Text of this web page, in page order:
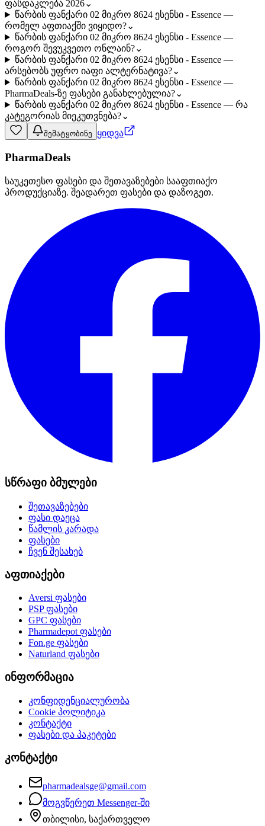
ფასდაკლება 2026⌄
წარბის ფანქარი 02 მიკრო 8624 ესენსი - Essence —
რომელ აფთიაქში ვიყიდო?⌄
წარბის ფანქარი 02 მიკრო 8624 ესენსი - Essence —
როგორ შევუკვეთო ონლაინ?⌄
წარბის ფანქარი 02 მიკრო 8624 ესენსი - Essence —
არსებობს უფრო იაფი ალტერნატივა?⌄
წარბის ფანქარი 02 მიკრო 8624 ესენსი - Essence —
PharmaDeals-ზე ფასები განახლებულია?⌄
წარბის ფანქარი 02 მიკრო 8624 ესენსი - Essence — რა
კატეგორიას მიეკუთვნება?⌄
შემატყობინე ყიდვა
PharmaDeals
საუკეთესო ფასები და შეთავაზებები სააფთიაქო
პროდუქციაზე. შეადარეთ ფასები და დაზოგეთ.
სწრაფი ბმულები
შეთავაზებები
ფასი დაეცა
წამლის კარადა
ფასები
ჩვენ შესახებ
აფთიაქები
Aversi ფასები
PSPფასები
GPC ფასები
Pharmadepotფასები
Fon.ge ფასები
Naturland ფასები
ინფორმაცია
კონფიდენციალურობა
Cookie პოლიტიკა
კონტაქტი
ფასები და პაკეტები
კონტაქტი
pharmadealsge@gmail.com
მოგვწერეთ Messenger-ში
თბილისი, საქართველო